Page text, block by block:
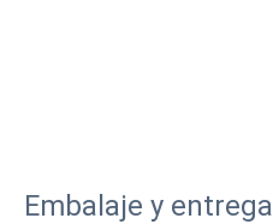
Embalaje y entrega